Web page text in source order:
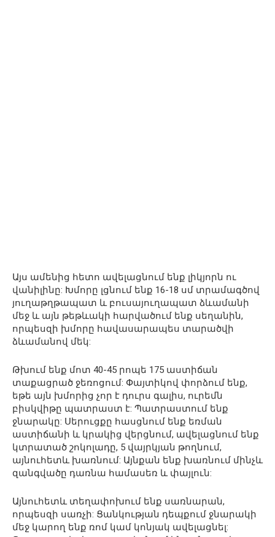
Այս ամենից հետո ավելացնում ենք լիկյորն ու
վանիլինը: Խմորը լցնում ենք 16-18 սմ տրամագծով
յուղաթղթապատ և բուսայուղապատ ձևամանի
մեջ և այն թեթևակի հարվածում ենք սեղանին,
որպեսզի խմորը հավասարապես տարածվի
ձևամանով մեկ:
Թխում ենք մոտ 40-45 րոպե 175 աստիճան
տաքացրած ջեռոցում: Փայտիկով փորձում ենք,
եթե այն խմորից չոր է դուրս գալիս, ուրեմն
բիսկվիթը պատրաստ է: Պատրաստում ենք
ջնարակը: Սերուցքը հասցնում ենք եռման
աստիճանի և կրակից վերցնում, ավելացնում ենք
կտրատած շոկոլադը, 5 վայրկյան թողնում,
այնուհետև խառնում: Այնքան ենք խառնում մինչև
զանգվածը դառնա համասեռ և փայլուն:
Այնուհետև տեղափոխում ենք սառնարան,
որպեսզի սառչի: Ցանկության դեպքում ջնարակի
մեջ կարող ենք ռոմ կամ կոնյակ ավելացնել: